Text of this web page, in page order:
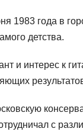
1983 года в
детства.
и интерес к
с